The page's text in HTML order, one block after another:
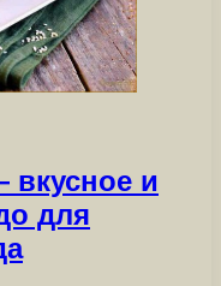
вкусное и
для